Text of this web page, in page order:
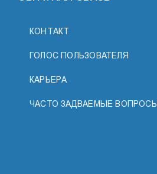
КОНТАКТ
ГОЛОС ПОЛЬЗОВАТЕЛЯ
КАРЬЕРА
ЧАСТО ЗАДВАЕМЫЕ ВОПРОСЫ